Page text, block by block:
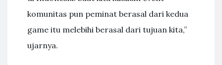
komunitas pun peminat berasal dari kedua
game itu melebihi berasal dari tujuan kita,”
ujarnya.